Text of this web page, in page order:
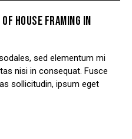
HOUSE FRAMING IN
sed elementum mi
nisi in consequat. Fusce
sollicitudin, ipsum eget